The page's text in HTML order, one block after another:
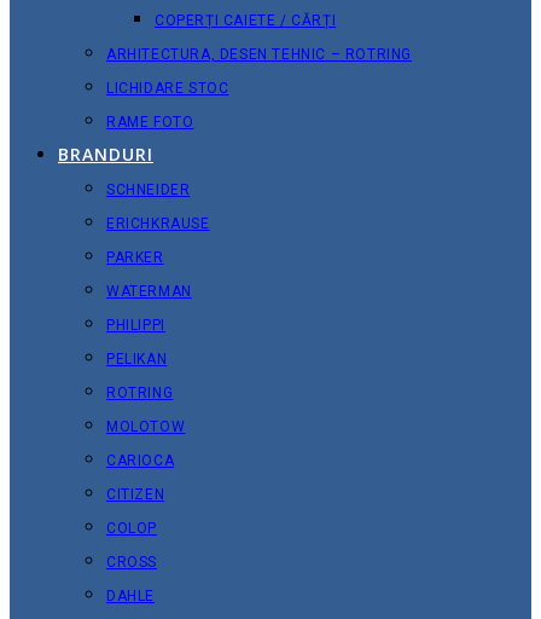
COPERȚI CAIETE / CĂRȚI
ARHITECTURA, DESEN TEHNIC – ROTRING
LICHIDARE STOC
RAME FOTO
BRANDURI
SCHNEIDER
ERICHKRAUSE
PARKER
WATERMAN
PHILIPPI
PELIKAN
ROTRING
MOLOTOW
CARIOCA
CITIZEN
COLOP
CROSS
DAHLE